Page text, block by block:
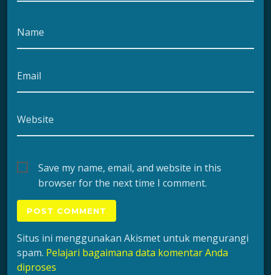
Name
Email
Website
Save my name, email, and website in this
browser for the next time I comment.
Situs ini menggunakan Akismet untuk mengurangi
spam. Pelajari bagaimana data komentar Anda
diproses